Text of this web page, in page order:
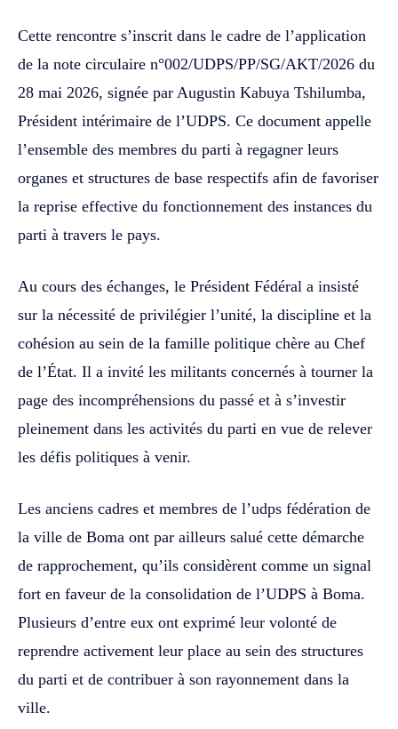
Cette rencontre s’inscrit dans le cadre de l’application
de la note circulaire n°002/UDPS/PP/SG/AKT/2026 du
28 mai 2026, signée par Augustin Kabuya Tshilumba,
Président intérimaire de l’UDPS. Ce document appelle
l’ensemble des membres du parti à regagner leurs
organes et structures de base respectifs afin de favoriser
la reprise effective du fonctionnement des instances du
parti à travers le pays.
Au cours des échanges, le Président Fédéral a insisté
sur la nécessité de privilégier l’unité, la discipline et la
cohésion au sein de la famille politique chère au Chef
de l’État. Il a invité les militants concernés à tourner la
page des incompréhensions du passé et à s’investir
pleinement dans les activités du parti en vue de relever
les défis politiques à venir.
Les anciens cadres et membres de l’udps fédération de
la ville de Boma ont par ailleurs salué cette démarche
de rapprochement, qu’ils considèrent comme un signal
fort en faveur de la consolidation de l’UDPS à Boma.
Plusieurs d’entre eux ont exprimé leur volonté de
reprendre activement leur place au sein des structures
du parti et de contribuer à son rayonnement dans la
ville.